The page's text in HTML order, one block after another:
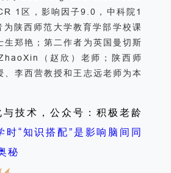
1区，影响因子9.0，中科院1
为陕西师范大学教育学部学校课
生郑艳；第二作者为英国曼切斯
（赵欣）老师；陕西师
、李西营教授和王志远老师为本
技术，公众号：积极老龄
时“知识搭配”是影响脑间同
秘